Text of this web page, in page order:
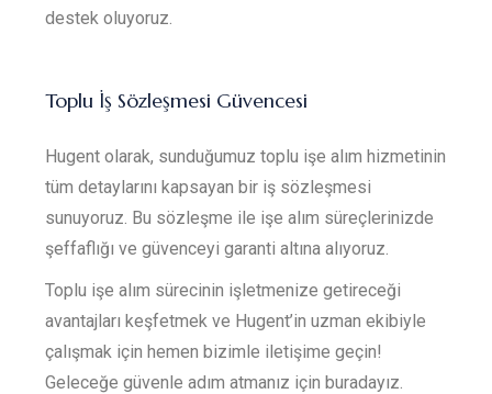
destek oluyoruz.
Toplu İş Sözleşmesi Güvencesi
Hugent olarak, sunduğumuz toplu işe alım hizmetinin
tüm detaylarını kapsayan bir iş sözleşmesi
sunuyoruz. Bu sözleşme ile işe alım süreçlerinizde
şeffaflığı ve güvenceyi garanti altına alıyoruz.
Toplu işe alım sürecinin işletmenize getireceği
avantajları keşfetmek ve Hugent’in uzman ekibiyle
çalışmak için hemen bizimle iletişime geçin!
Geleceğe güvenle adım atmanız için buradayız.